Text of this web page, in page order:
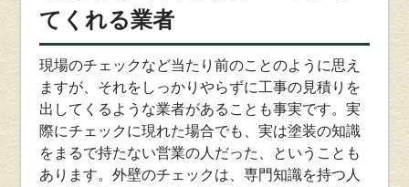
てくれる業者
現場のチェックなど当たり前のことのように思え
ますが、それをしっかりやらずに工事の見積りを
出してくるような業者があることも事実です。実
際にチェックに現れた場合でも、実は塗装の知識
をまるで持たない営業の人だった、ということも
あります。外壁のチェックは、専門知識を持つ人